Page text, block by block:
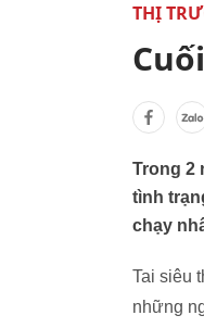
THỊ
Trong 2
tình
chạy
Tai siêu
những